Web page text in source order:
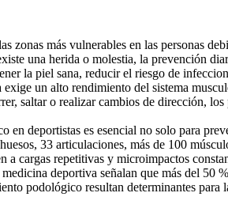
zonas más vulnerables en las personas
una herida o molestia, la prevención
la piel sana, reducir el riesgo de
un alto rendimiento del sistema
saltar o realizar cambios de dirección,
en deportistas es esencial no solo para
33 articulaciones, más de 100
a cargas repetitivas y microimpactos
deportiva señalan que más del 50
podológico resultan determinantes para